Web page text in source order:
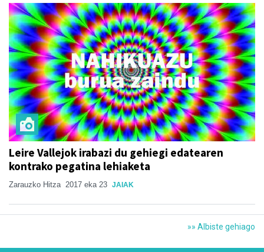
Leire Vallejok irabazi du gehiegi edatearen
kontrako pegatina lehiaketa
Zarauzko Hitza 2017 eka 23 JAIAK
»» Albiste gehiago